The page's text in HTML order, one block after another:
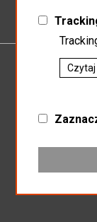
SP.J
ul.
NIP: 635-
REGON:
+32 718-63-
Czytaj